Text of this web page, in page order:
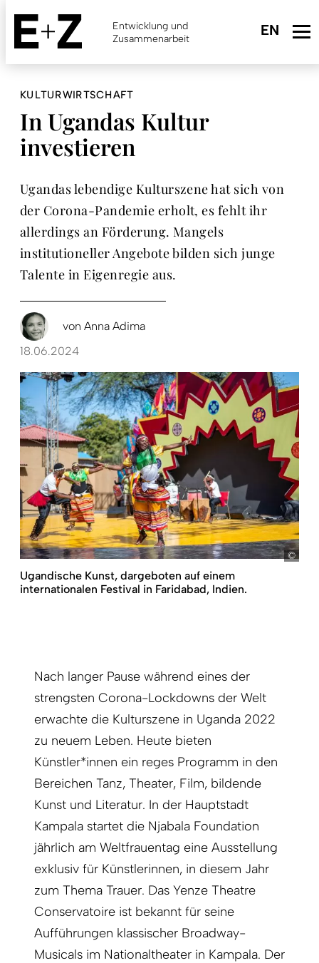
Skip
main
content
Entwicklung und
Zusammenarbeit
KULTURWIRTSCHAFT
In Ugandas Kultur
investieren
Ugandas lebendige Kulturszene hat sich von
der Corona-Pandemie erholt, es fehlt ihr
allerdings an Förderung. Mangels
institutioneller Angebote bilden sich junge
Talente in Eigenregie aus.
von Anna Adima
18.06.2024
Ugandische Kunst, dargeboten auf einem
internationalen Festival in Faridabad, Indien.
Nach langer Pause während eines der
strengsten Corona-Lockdowns der Welt
erwachte die Kulturszene in Uganda 2022
zu neuem Leben. Heute bieten
Künstler*innen ein reges Programm in den
Bereichen Tanz, Theater, Film, bildende
Kunst und Literatur. In der Hauptstadt
Kampala startet die Njabala Foundation
jährlich am Weltfrauentag eine Ausstellung
exklusiv für Künstlerinnen, in diesem Jahr
zum Thema Trauer. Das Yenze Theatre
Conservatoire ist bekannt für seine
Aufführungen klassischer Broadway-
Musicals im Nationaltheater in Kampala. Der